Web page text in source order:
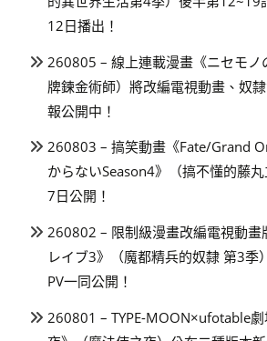
12日播出！
260805 – 線上連載漫畫《ニセモノ
牌鍊金術師）將改編電視動畫、奴
報公開中！
260803 – 搞笑動畫《Fate/Grand
からないSeason4》（搞不懂的藤
7日公開！
260802 – 限制級漫畫改編電視動畫
レイブ3》（魔都精兵的奴隸 第3季
PV一同公開！
260801 – TYPE-MOON×ufotable